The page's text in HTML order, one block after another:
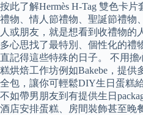
按此了解Hermès H-Tag 雙色卡
禮物、情人節禮物、聖誕節禮物
人或朋友，就是想看到收禮物的
多心思找了最特別、個性化的禮
直記得這些特殊的日子。 不用
糕烘焙工作坊例如Bakebe，提
全包，讓你可輕鬆DIY生日蛋糕
不如帶男朋友到有提供生日
酒店安排蛋糕、房間裝飾甚至晚